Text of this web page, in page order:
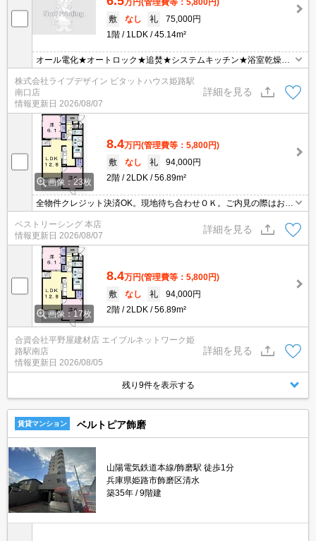
万円(管理費等：5,800円)
敷
なし 礼
75,000円
1階
1LDK 45.14m²
オール電化★オートロック★追焚★システムキッチン★浴室乾燥★
TVインターホン★
株式会社ライブデザイン ピタットハウス姫路駅
南口店
情報更新日 2026/08/07
詳細を見る
画像：23枚
8.4万円(管理費等：5,800円)
敷
なし 礼
94,000円
2階
2LDK 56.89m²
全物件クレジット決済OK。現地待ち合わせＯＫ。ご内見の際はお気
軽にお問い合わせください。
ベストリーシング 本店
情報更新日 2026/08/07
詳細を見る
画像：17枚
8.4万円(管理費等：5,800円)
敷
なし 礼
94,000円
2階
2LDK 56.89m²
合資会社平野屋建材店 エイブルネットワーク姫
路駅南店
情報更新日 2026/08/05
詳細を見る
残り9件を表示する
賃貸マンション ベルトピア飾磨
山陽電気鉄道本線/飾磨駅 徒歩1分
兵庫県姫路市飾磨区清水
築35年
9階建